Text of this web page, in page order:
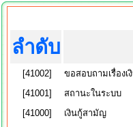
ลำดับ
[41002]
ขอสอบถามเรื่อง
[41001]
สถานะในระบบ
[41000]
เงินกู้สามัญ